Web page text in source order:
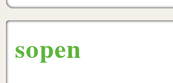
sopen